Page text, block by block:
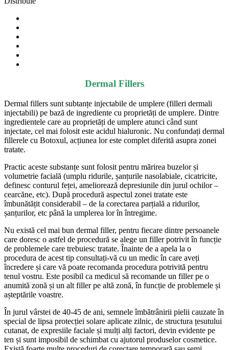
Dermal Fillers
Dermal fillers sunt subtanțe injectabile de umplere (filleri dermali
injectabili) pe bază de ingrediente cu proprietăți de umplere. Dintre
ingredientele care au proprietăți de umplere atunci când sunt
injectate, cel mai folosit este acidul hialuronic. Nu confundați dermal
fillerele cu Botoxul, acțiunea lor este complet diferită asupra zonei
tratate.
Practic aceste substanțe sunt folosit pentru mărirea buzelor și
volumetrie facială (umplu ridurile, șanțurile nasolabiale, cicatricite,
definesc conturul feței, ameliorează depresiunile din jurul ochilor –
cearcăne, etc). După procedură aspectul zonei tratate este
îmbunătățit considerabil – de la corectarea parțială a ridurilor,
șanțurilor, etc până la umplerea lor în întregime.
Nu există cel mai bun dermal filler, pentru fiecare dintre persoanele
care doresc o astfel de procedură se alege un filler potrivit în funcție
de problemele care trebuiesc tratate. Înainte de a apela la o
procedura de acest tip consultați-vă cu un medic în care aveți
încredere și care vă poate recomanda procedura potrivită pentru
tenul vostru. Este posibil ca medicul să recomande un filler pe o
anumită zonă și un alt filler pe altă zonă, în funcție de problemele și
așteptările voastre.
În jurul vârstei de 40-45 de ani, semnele îmbătrânirii pielii cauzate în
special de lipsa protecției solare aplicate zilnic, de structura țesutului
cutanat, de expresiile faciale și mulți alți factori, devin evidente pe
ten și sunt imposibil de schimbat cu ajutorul produselor cosmetice.